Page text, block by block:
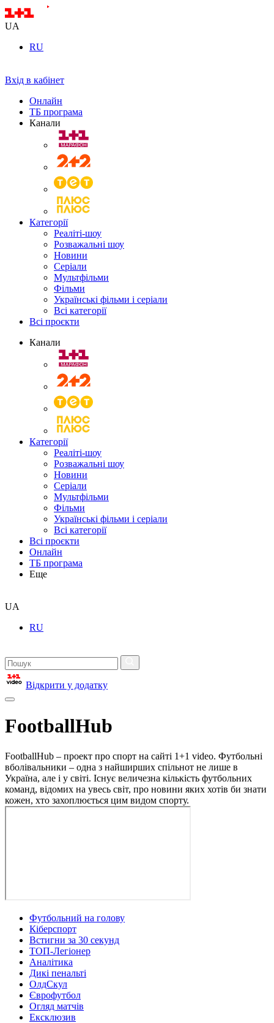
UA
RU
Вхід в кабінет
Онлайн
ТБ програма
Канали
Категорії
Реаліті-шоу
Розважальні шоу
Новини
Серіали
Мультфільми
Фільми
Українські фільми і серіали
Всі категорії
Всі проєкти
Канали
Категорії
Реаліті-шоу
Розважальні шоу
Новини
Серіали
Мультфільми
Фільми
Українські фільми і серіали
Всі категорії
Всі проєкти
Онлайн
ТБ програма
Еще
UA
RU
Відкрити у додатку
FootballHub
FootballHub – проект про спорт на сайті 1+1 video. Футбольні
вболівальники – одна з найширших спільнот не лише в
Україна, але і у світі. Існує величезна кількість футбольних
команд, відомих на увесь світ, про новини яких хотів би знати
кожен, хто захоплюється цим видом спорту.
Футбольний на голову
Кіберспорт
Встигни за 30 секунд
ТОП-Легіонер
Аналітика
Дикі пенальті
ОлдСкул
Єврофутбол
Огляд матчів
Ексклюзив